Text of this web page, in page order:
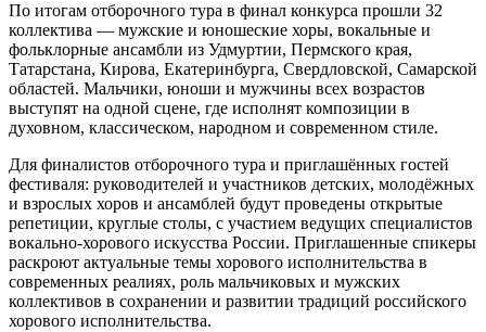
По итогам отборочного тура в финал конкурса прошли 32
коллектива — мужские и юношеские хоры, вокальные и
фольклорные ансамбли из Удмуртии, Пермского края,
Татарстана, Кирова, Екатеринбурга, Свердловской, Самарской
областей. Мальчики, юноши и мужчины всех возрастов
выступят на одной сцене, где исполнят композиции в
духовном, классическом, народном и современном стиле.
Для финалистов отборочного тура и приглашённых гостей
фестиваля: руководителей и участников детских, молодёжных
и взрослых хоров и ансамблей будут проведены открытые
репетиции, круглые столы, с участием ведущих специалистов
вокально-хорового искусства России. Приглашенные спикеры
раскроют актуальные темы хорового исполнительства в
современных реалиях, роль мальчиковых и мужских
коллективов в сохранении и развитии традиций российского
хорового исполнительства.